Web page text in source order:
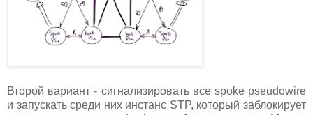
Второй вариант - сигнализировать все spoke pseudowire
и запускать среди них инстанс STP, который заблокирует